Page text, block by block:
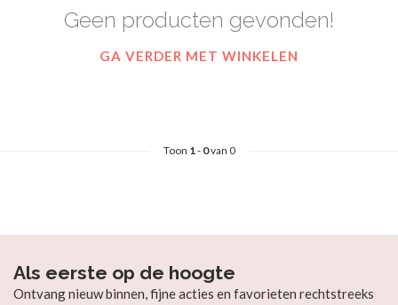
Geen producten gevonden!
GA VERDER MET WINKELEN
Toon 1- 0van 0
Als eerste op de hoogte
Ontvang nieuw binnen, fijne acties en favorieten rechtstreeks